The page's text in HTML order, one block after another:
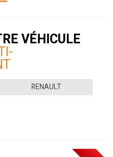
VÉHICULE
RENAULT